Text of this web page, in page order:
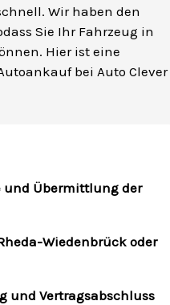
Wir haben den
Sie Ihr Fahrzeug in
Hier ist eine
bei Auto Clever
Übermittlung der
Wiedenbrück oder
und Vertragsabschluss